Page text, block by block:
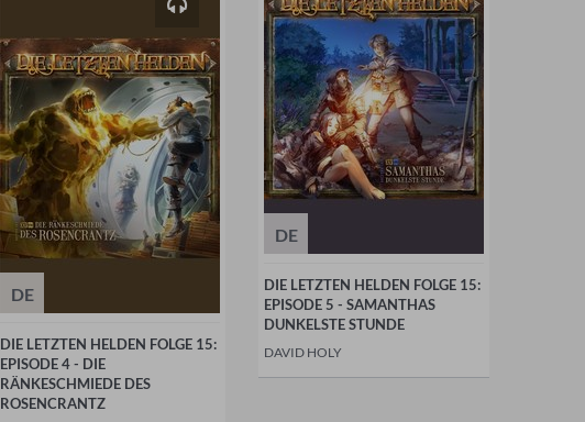
DE
DIE LETZTEN HELDEN FOLGE 15:
EPISODE 4 - DIE
RÄNKESCHMIEDE DES
ROSENCRANTZ
DE
DIE LETZTEN HELDEN FOLGE 15:
EPISODE 5 - SAMANTHAS
DUNKELSTE STUNDE
DAVID HOLY